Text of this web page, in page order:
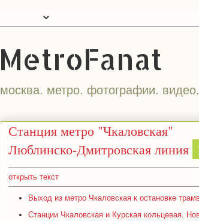
MetroFanat
москва. метро. фотографии. видео.
Станция метро "Чкаловская"
Люблинско-Дмитровская линия
открыть текст
Выход из метро Чкаловская к остановке
Станции Чкаловская и Курская кольцевая.